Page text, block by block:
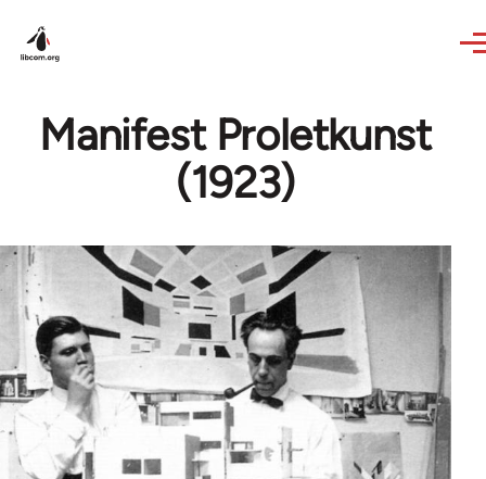
Manifest Proletkunst
(1923)